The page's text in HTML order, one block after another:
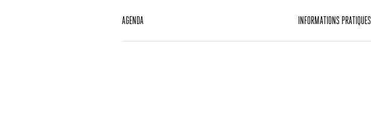
AGENDA INFORMATIONS PRATIQUES